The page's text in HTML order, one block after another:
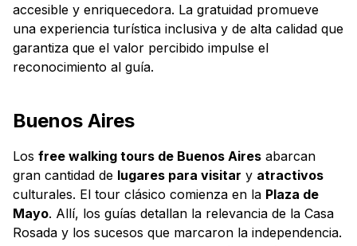
accesible y enriquecedora. La gratuidad promueve
una experiencia turística inclusiva y de alta calidad que
garantiza que el valor percibido impulse el
reconocimiento al guía.
Buenos Aires
Los free walking tours de Buenos Aires abarcan
gran cantidad de lugares para visitar y atractivos
culturales. El tour clásico comienza en la Plaza de
Mayo. Allí, los guías detallan la relevancia de la Casa
Rosada y los sucesos que marcaron la independencia.